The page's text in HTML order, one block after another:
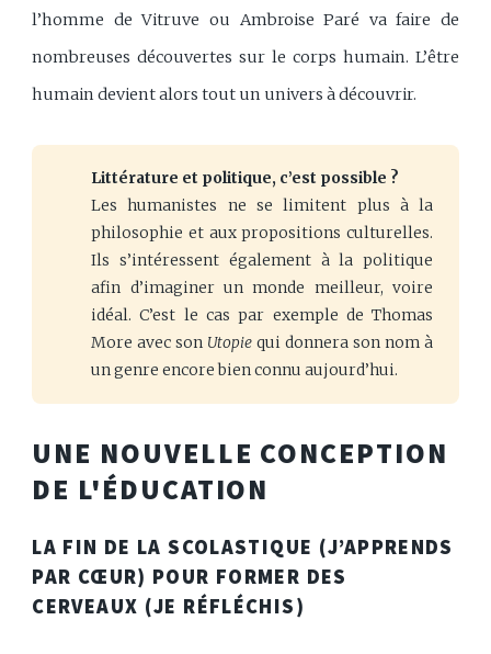
l’homme de Vitruve ou Ambroise Paré va faire de
nombreuses découvertes sur le corps humain. L’être
humain devient alors tout un univers à découvrir.
Littérature et politique, c’est possible ?
Les humanistes ne se limitent plus à la
philosophie et aux propositions culturelles.
Ils s’intéressent également à la politique
afin d’imaginer un monde meilleur, voire
idéal. C’est le cas par exemple de Thomas
More avec son Utopiequi donnera son nom à
un genre encore bien connu aujourd’hui.
UNE NOUVELLE CONCEPTION
DE L'ÉDUCATION
LA FIN DE LA SCOLASTIQUE (J’APPRENDS
PAR CŒUR) POUR FORMER DES
CERVEAUX (JE RÉFLÉCHIS)